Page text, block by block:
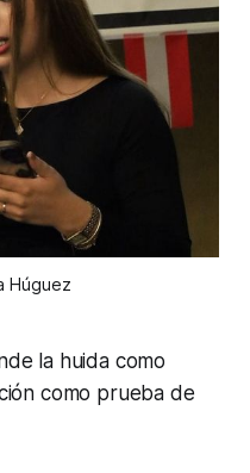
Húguez
la huida como
como prueba de